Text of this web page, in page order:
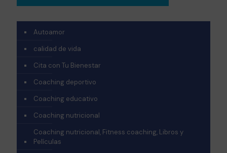
Autoamor
calidad de vida
Cita con Tu Bienestar
Coaching deportivo
Coaching educativo
Coaching nutricional
Coaching nutricional, Fitness coaching, Libros y
Películas